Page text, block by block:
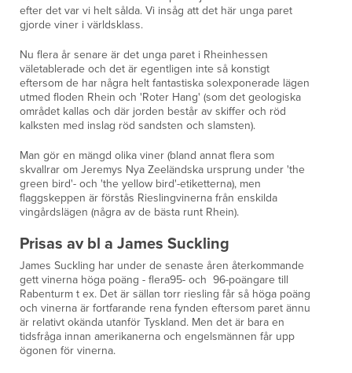
efter det var vi helt sålda. Vi insåg att det här unga paret
gjorde viner i världsklass.
Nu flera år senare är det unga paret i Rheinhessen
väletablerade och det är egentligen inte så konstigt
eftersom de har några helt fantastiska solexponerade lägen
utmed floden Rhein och 'Roter Hang' (som det geologiska
området kallas och där jorden består av skiffer och röd
kalksten med inslag röd sandsten och slamsten).
Man gör en mängd olika viner (bland annat flera som
skvallrar om Jeremys Nya Zeeländska ursprung under 'the
green bird'- och 'the yellow bird'-etiketterna), men
flaggskeppen är förstås Rieslingvinerna från enskilda
vingårdslägen (några av de bästa runt Rhein).
Prisas av bl a James Suckling
James Suckling har under de senaste åren återkommande
gett vinerna höga poäng - flera95- och 96-poängare till
Rabenturm t ex. Det är sällan torr riesling får så höga poäng
och vinerna är fortfarande rena fynden eftersom paret ännu
är relativt okända utanför Tyskland. Men det är bara en
tidsfråga innan amerikanerna och engelsmännen får upp
ögonen för vinerna.